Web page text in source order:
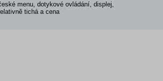
menu, dotykové ovládání, displej,
tichá a cena